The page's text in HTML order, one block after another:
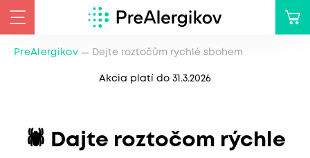
PreAlergikov Dejte roztočům rychlé sbohem
Akcia platí do 31.3.2026
🕷️ Dajte roztočom rýchle